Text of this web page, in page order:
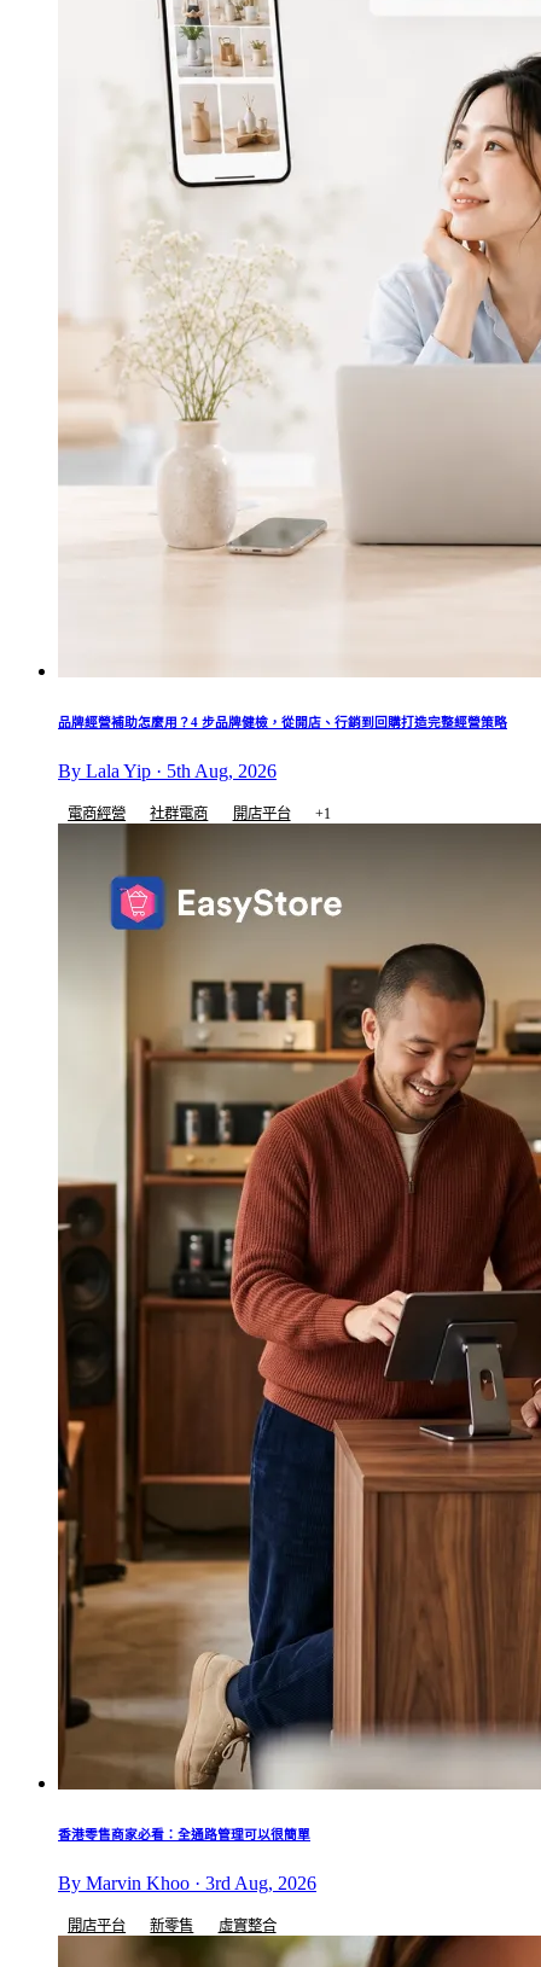
品牌經營補助怎麼用？4 步品牌健檢，從開店、行銷到回購打造完整經營策略
By Lala Yip · 5th Aug, 2026
電商經營 社群電商 開店平台 +1
香港零售商家必看：全通路管理可以很簡單
By Marvin Khoo · 3rd Aug, 2026
開店平台 新零售 虛實整合